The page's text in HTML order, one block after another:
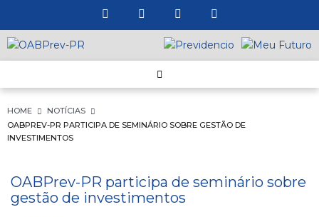
HOME
NOTÍCIAS
OABPREV-PR PARTICIPA DE SEMINÁRIO SOBRE GESTÃO DE
INVESTIMENTOS
OABPrev-PR participa de seminário sobre
gestão de investimentos